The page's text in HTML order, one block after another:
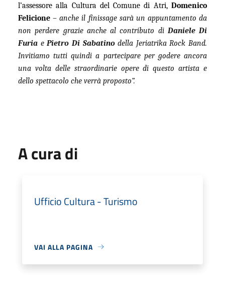
l’assessore alla Cultura del Comune di Atri, Domenico
Felicione –anche il finissage sarà un appuntamento da
non perdere grazie anche al contributo di Daniele Di
Furia ePietro Di Sabatinodella Jeriatrika Rock Band.
Invitiamo tutti quindi a partecipare per godere ancora
una volta delle straordinarie opere di questo artista e
dello spettacolo che verrà proposto”.
A cura di
Ufficio Cultura - Turismo
VAI ALLA PAGINA